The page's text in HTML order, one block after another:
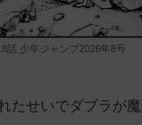
話 少年ジャンプ2026年8号
たせいでダブラが